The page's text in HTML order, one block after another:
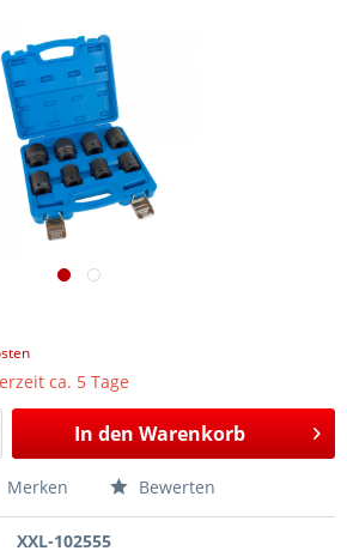
ca. 5 Tage
In den Warenkorb
Merken Bewerten
XXL-102555